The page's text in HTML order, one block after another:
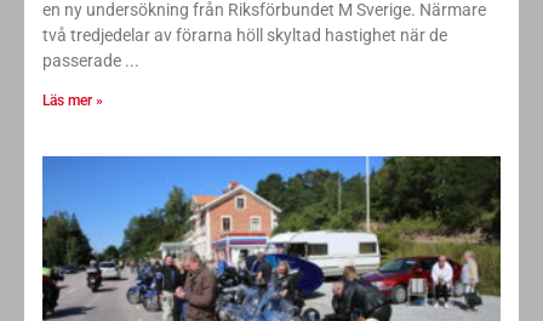
en ny undersökning från Riksförbundet M Sverige. Närmare
två tredjedelar av förarna höll skyltad hastighet när de
passerade
Läs mer »